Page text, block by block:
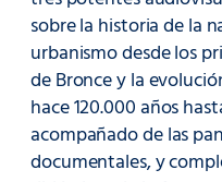
sobre la historia de la
urbanismo desde los
de Bronce y la
hace 120.000 años
acompañado de las
documentales, y